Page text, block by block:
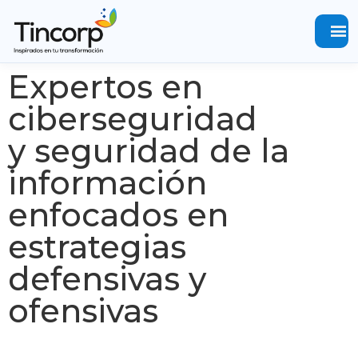
menu
Expertos en
ciberseguridad
y seguridad de la
información
enfocados en
estrategias
defensivas y
ofensivas